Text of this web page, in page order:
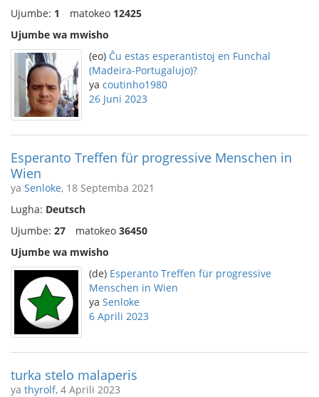
Ujumbe: 1 matokeo 12425
Ujumbe wa mwisho
(eo) Ĉu estas esperantistoj en Funchal
(Madeira-Portugalujo)?
ya coutinho1980
26 Juni 2023
Esperanto Treffen für progressive Menschen in
Wien
ya Senloke, 18 Septemba 2021
Lugha: Deutsch
Ujumbe: 27 matokeo 36450
Ujumbe wa mwisho
(de) Esperanto Treffen für progressive
Menschen in Wien
ya Senloke
6 Aprili 2023
turka stelo malaperis
ya thyrolf, 4 Aprili 2023